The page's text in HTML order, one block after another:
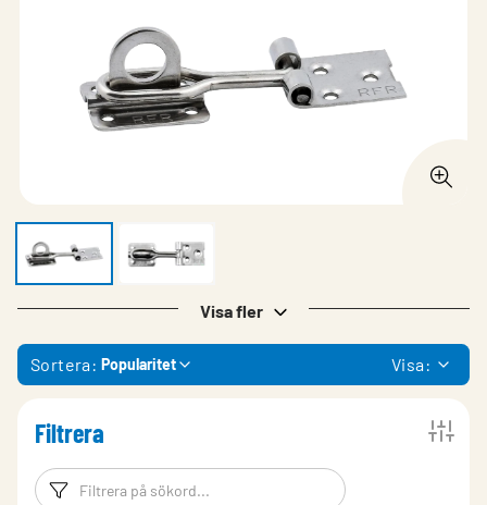
Visa fler
Sortera: Popularitet Visa:
Filtrera
Filtreringsord Filtrera